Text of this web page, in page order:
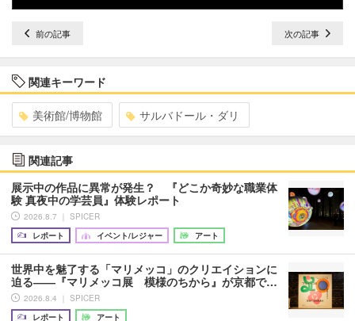
前の記事 次の記事
関連キーワード
美術館/博物館 サルバドール・ダリ
関連記事
展示中の作品に異常が発生？ 『どこか奇妙な職業体
験 真夜中の学芸員』体験レポート
2026.8.7 ｜ SPICER
レポート
イベント/レジャー アート
世界中を魅了する「マリメッコ」のクリエイションに
迫る――『マリメッコ展 模様のちから』が京都で…
2026.8.4 ｜ SPICER
レポート
アート